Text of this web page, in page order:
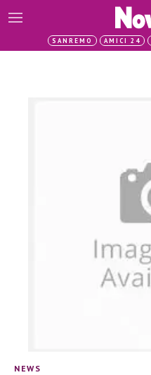
SANREMO AMICI 24
NEWS